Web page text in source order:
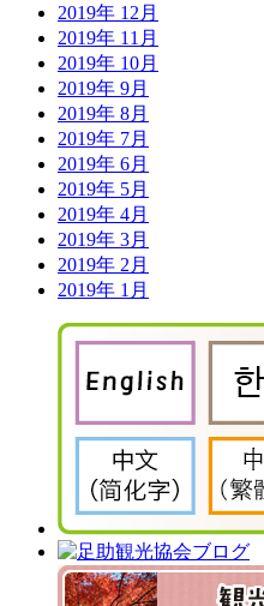
2019年 12月
2019年 11月
2019年 10月
2019年 9月
2019年 8月
2019年 7月
2019年 6月
2019年 5月
2019年 4月
2019年 3月
2019年 2月
2019年 1月